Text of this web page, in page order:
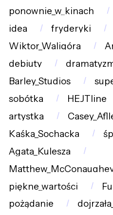
ponownie_w_kinach
idea
fryderyki
Wiktor_Waligóra
debiuty
Barley_Studios
sobótka
HEJTline
artystka
Kaśka_Sochacka
Agata_Kulesza
piękne_wartości
pożądanie